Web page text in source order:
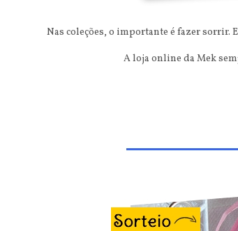
Nas coleções, o importante é fazer sorrir.
A loja online da Mek